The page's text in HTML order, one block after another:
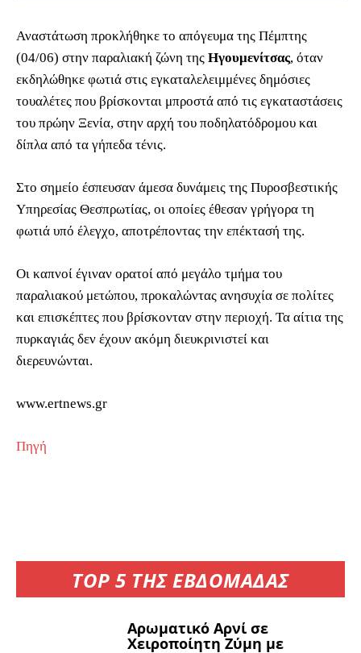
TOP 5 ΤΗΣ ΕΒΔΟΜΑΔΑΣ
Αρωματικό Αρνί σε
Χειροποίητη Ζύμη με
Αναστάτωση προκλήθηκε το απόγευμα της Πέμπτης
(04/06) στην παραλιακή ζώνη της Ηγουμενίτσας, όταν
εκδηλώθηκε φωτιά στις εγκαταλελειμμένες δημόσιες
τουαλέτες που βρίσκονται μπροστά από τις εγκαταστάσεις
του πρώην Ξενία, στην αρχή του ποδηλατόδρομου και
δίπλα από τα γήπεδα τένις.
Στο σημείο έσπευσαν άμεσα δυνάμεις της Πυροσβεστικής
Υπηρεσίας Θεσπρωτίας, οι οποίες έθεσαν γρήγορα τη
φωτιά υπό έλεγχο, αποτρέποντας την επέκτασή της.
Οι καπνοί έγιναν ορατοί από μεγάλο τμήμα του
παραλιακού μετώπου, προκαλώντας ανησυχία σε πολίτες
και επισκέπτες που βρίσκονταν στην περιοχή. Τα αίτια της
πυρκαγιάς δεν έχουν ακόμη διευκρινιστεί και
διερευνώνται.
www.ertnews.gr
Πηγή